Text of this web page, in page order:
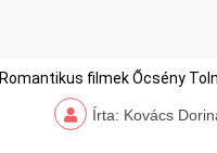
Romantikus filmek Őcsény
Írta: Kovács